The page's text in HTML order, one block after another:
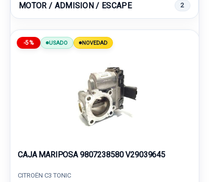
MOTOR / ADMISION / ESCAPE 2
-5% USADO NOVEDAD
CAJA MARIPOSA 9807238580 V29039645
CITROËN C3 TONIC